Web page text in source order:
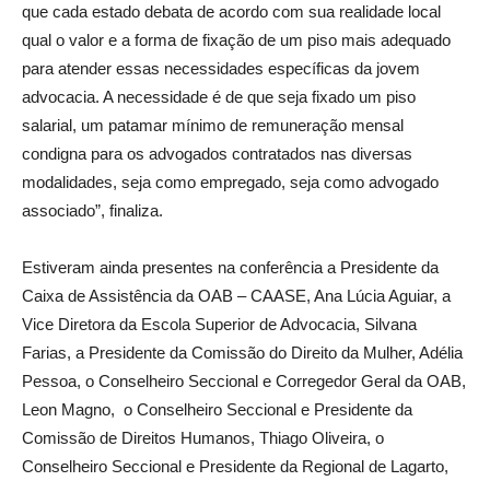
que cada estado debata de acordo com sua realidade local
qual o valor e a forma de fixação de um piso mais adequado
para atender essas necessidades específicas da jovem
advocacia. A necessidade é de que seja fixado um piso
salarial, um patamar mínimo de remuneração mensal
condigna para os advogados contratados nas diversas
modalidades, seja como empregado, seja como advogado
associado”, finaliza.
Estiveram ainda presentes na conferência a Presidente da
Caixa de Assistência da OAB – CAASE, Ana Lúcia Aguiar, a
Vice Diretora da Escola Superior de Advocacia, Silvana
Farias, a Presidente da Comissão do Direito da Mulher, Adélia
Pessoa, o Conselheiro Seccional e Corregedor Geral da OAB,
Leon Magno, o Conselheiro Seccional e Presidente da
Comissão de Direitos Humanos, Thiago Oliveira, o
Conselheiro Seccional e Presidente da Regional de Lagarto,